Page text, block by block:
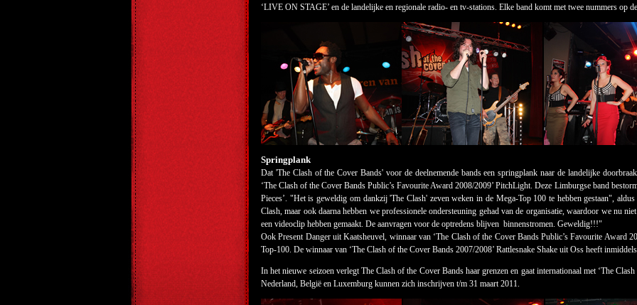
‘LIVE ON STAGE’ en de landelijke en regionale radio- en tv-stations. Elke band komt met twee nummers op
Springplank
Dat 'The Clash of the Cover Bands' voor de deelnemende bands een springplank naar de landelijke
‘The Clash of the Cover Bands Public’s Favourite Award 2008/2009’ PitchLight. Deze Limburgse band
Pieces’. "Het is geweldig om dankzij 'The Clash' zeven weken in de Mega-Top 100 te hebben gestaan",
Clash, maar ook daarna hebben we professionele ondersteuning gehad van de organisatie, waardoor we nu
een videoclip hebben gemaakt. De aanvragen voor de optredens blijven binnenstromen. Geweldig!!!"
Ook Present Danger uit Kaatsheuvel, winnaar van ‘The Clash of the Cover Bands Public’s Favourite Award
Top-100. De winnaar van ‘The Clash of the Cover Bands 2007/2008’ Rattlesnake Shake uit Oss heeft
In het nieuwe seizoen verlegt The Clash of the Cover Bands haar grenzen en gaat internationaal met ‘The
Nederland, België en Luxemburg kunnen zich inschrijven t/m 31 maart 2011.